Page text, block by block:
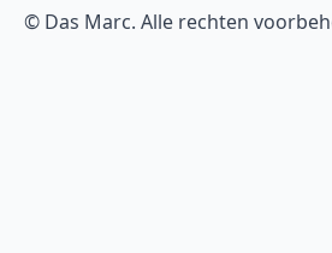
© Das Marc. Alle rechten